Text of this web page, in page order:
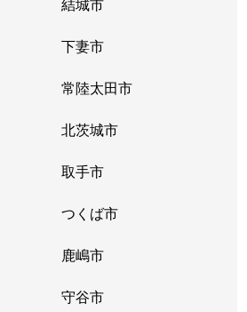
下妻市
常陸太田市
北茨城市
取手市
つくば市
鹿嶋市
守谷市